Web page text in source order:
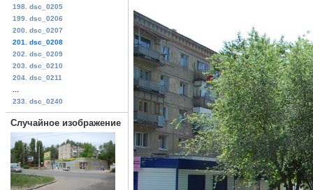
198. dsc_0205
199. dsc_0206
200. dsc_0207
201. dsc_0208
202. dsc_0209
203. dsc_0210
204. dsc_0211
233. dsc_0240
Случайное изображение